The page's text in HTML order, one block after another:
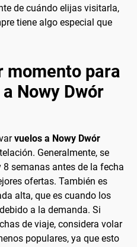
de cuándo elijas visitarla,
tiene algo especial que
momento para
Nowy Dwór
vuelos a Nowy Dwór
Generalmente, se
8 semanas antes de la fecha
ofertas. También es
alta, que es cuando los
a la demanda. Si
de viaje, considera volar
populares, ya que esto